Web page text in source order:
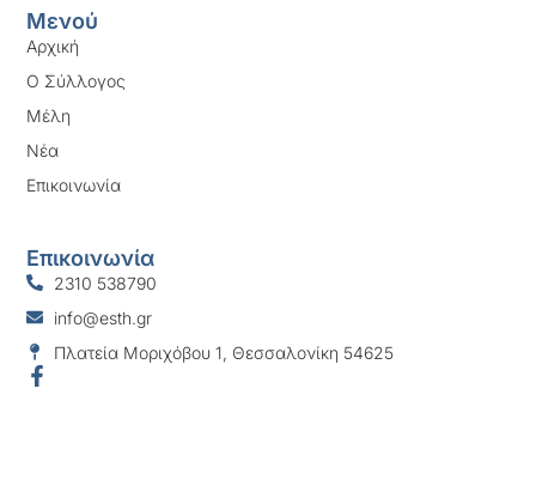
Μενού
Αρχική
Ο Σύλλογος
Μέλη
Νέα
Επικοινωνία
Επικοινωνία
2310 538790
info@esth.gr
Πλατεία Μοριχόβου 1, Θεσσαλονίκη 54625